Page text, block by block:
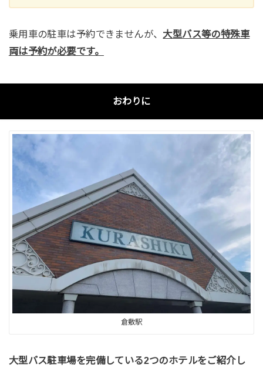
乗用車の駐車は予約できませんが、 大型バス等の特殊車
両は予約が必要です。
おわりに
倉敷駅
大型バス駐車場を完備している2つのホテルをご紹介し